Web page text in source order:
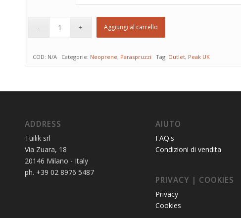
Aggiungi al carrello
COD: N/A Categorie: Neoprene, Paraspruzzi Tag: Outlet, Peak UK
ADDRESS
Tuilik srl
Via Zuara, 18
20146 Milano - Italy
ph. +39 02 8976 5487
AIUTO
FAQ's
Condizioni di vendita
PRIVACY | COOKIES
Privacy
Cookies